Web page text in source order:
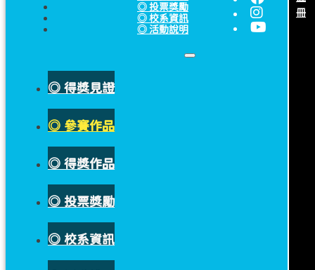
◎ 投票獎勵
◎ 校系資訊
◎ 活動說明
◎ 得獎見證
◎ 參賽作品
◎ 得獎作品
◎ 投票獎勵
◎ 校系資訊
冊